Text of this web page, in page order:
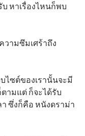
หาเรื่องไหนก็พบ
วามซึมเศร้าถึง
ไซต์ของเรานั้นจะมี
ามแต่ ก็จะได้รับ
ซึ่งก็คือ หนังดราม่า